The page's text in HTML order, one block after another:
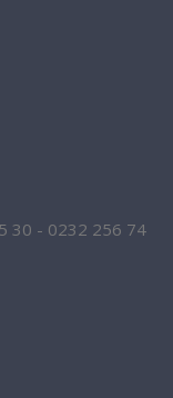
30 - 0232 256 74